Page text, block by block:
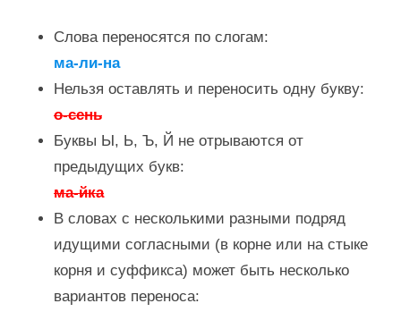
Слова переносятся по слогам:
ма-ли-на
Нельзя оставлять и переносить одну букву:
о-сень
Буквы Ы, Ь, Ъ, Й не отрываются от
предыдущих букв:
ма-йка
В словах с несколькими разными подряд
идущими согласными (в корне или на стыке
корня и суффикса) может быть несколько
вариантов переноса: